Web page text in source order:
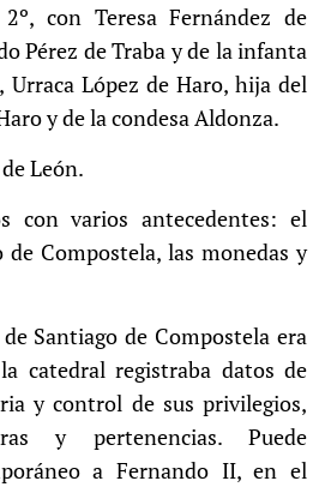
con Teresa Fernández de
Pérez de Traba y de la infanta
Urraca López de Haro, hija del
y de la condesa Aldonza.
León.
con varios antecedentes: el
Compostela, las monedas y
Santiago de Compostela era
catedral registraba datos de
y control de sus privilegios,
y pertenencias. Puede
a Fernando II, en el